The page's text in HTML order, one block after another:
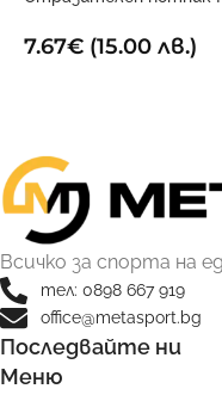
7.67€ (15.00 лв.)
Всичко за спорта на
тел: 0898 667 919
office@metasport.bg
Последвайте ни
Меню